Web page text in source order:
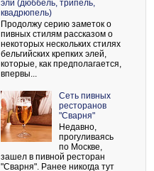
эли (дюббель, трипель,
квадрюпель)
Продолжу серию заметок о
пивных стилям рассказом о
некоторых нескольких стилях
бельгийских крепких элей,
которые, как предполагается,
впервы...
Сеть пивных
ресторанов
"Сварня"
Недавно,
прогуливаясь
по Москве,
зашел в пивной ресторан
"Сварня". Ранее никогда тут